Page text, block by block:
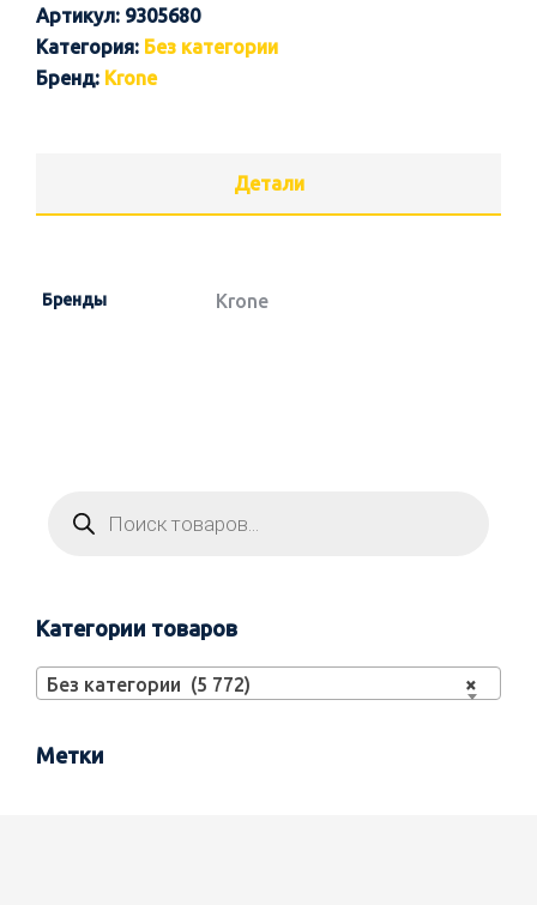
Артикул: 9305680
Категория: Без категории
Бренд: Krone
Детали
Бренды Krone
Категории товаров
×
Без категории (5 772)
Метки